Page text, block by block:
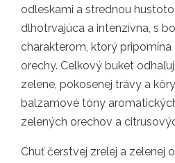
odleskami a strednou
dlhotrvajúca a intenzívna, s
charakterom, ktorý pripomína
orechy. Celkový buket
zelene, pokosenej trávy a
balzamové tóny
zelených orechov a
Chuť čerstvej zrelej a zelenej